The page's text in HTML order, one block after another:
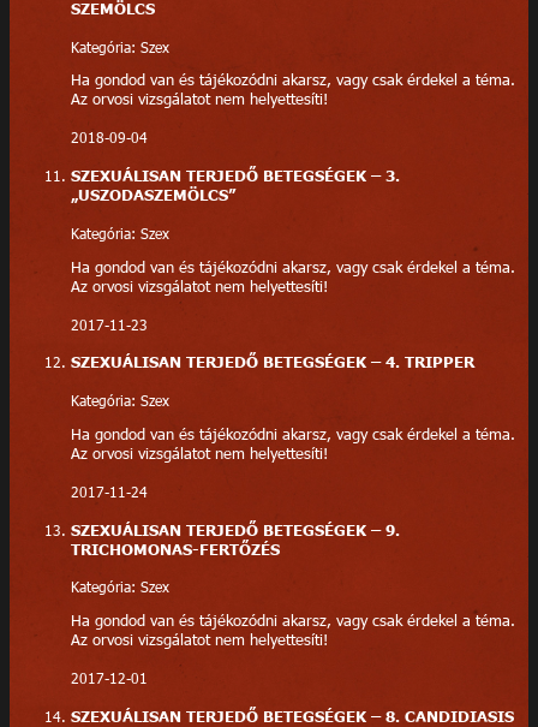
SZEMÖLCS
Kategória: Szex
Ha gondod van és tájékozódni akarsz, vagy csak érdekel a téma.
Az orvosi vizsgálatot nem helyettesíti!
2018-09-04
SZEXUÁLISAN TERJEDŐ BETEGSÉGEK – 3.
„USZODASZEMÖLCS”
Kategória: Szex
Ha gondod van és tájékozódni akarsz, vagy csak érdekel a téma.
Az orvosi vizsgálatot nem helyettesíti!
2017-11-23
SZEXUÁLISAN TERJEDŐ BETEGSÉGEK – 4. TRIPPER
Kategória: Szex
Ha gondod van és tájékozódni akarsz, vagy csak érdekel a téma.
Az orvosi vizsgálatot nem helyettesíti!
2017-11-24
SZEXUÁLISAN TERJEDŐ BETEGSÉGEK – 9.
TRICHOMONAS-FERTŐZÉS
Kategória: Szex
Ha gondod van és tájékozódni akarsz, vagy csak érdekel a téma.
Az orvosi vizsgálatot nem helyettesíti!
2017-12-01
SZEXUÁLISAN TERJEDŐ BETEGSÉGEK – 8. CANDIDIASIS